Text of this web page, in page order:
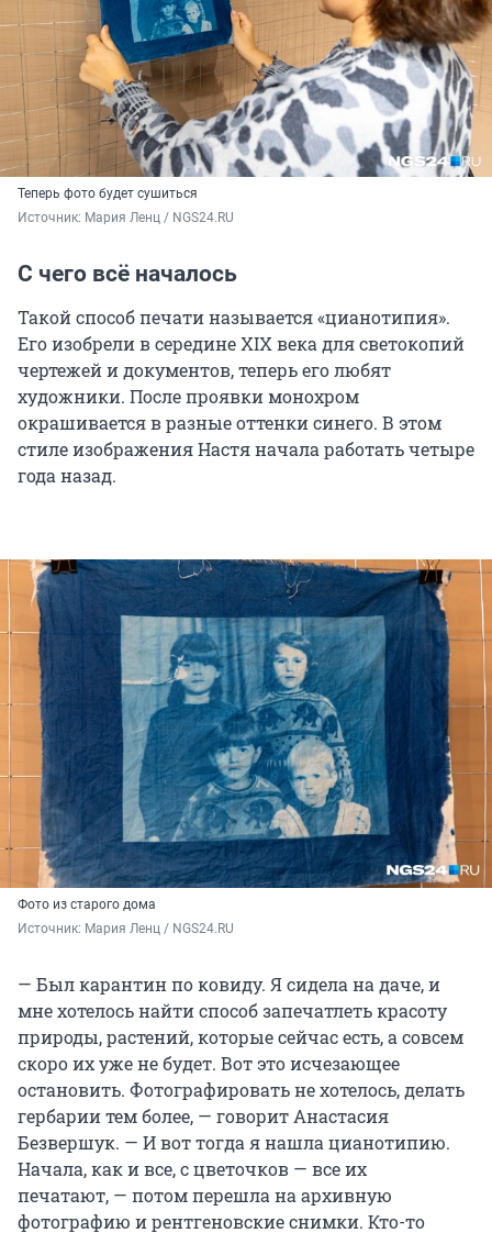
Теперь фото будет сушиться
Источник: Мария Ленц / NGS24.RU
С чего всё началось
Такой способ печати называется «цианотипия».
Его изобрели в середине XIX века для светокопий
чертежей и документов, теперь его любят
художники. После проявки монохром
окрашивается в разные оттенки синего. В этом
стиле изображения Настя начала работать четыре
года назад.
Фото из старого дома
Источник: Мария Ленц / NGS24.RU
— Был карантин по ковиду. Я сидела на даче, и
мне хотелось найти способ запечатлеть красоту
природы, растений, которые сейчас есть, а совсем
скоро их уже не будет. Вот это исчезающее
остановить. Фотографировать не хотелось, делать
гербарии тем более, — говорит Анастасия
Безвершук. — И вот тогда я нашла цианотипию.
Начала, как и все, с цветочков — все их
печатают, — потом перешла на архивную
фотографию и рентгеновские снимки. Кто-то